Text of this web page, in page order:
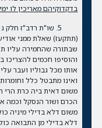
בדקדוקיהם מאריכין לו
שו"ת רדב"ז חלק
(תתקעז) שאלת ממני
שבתורה שהחמירה עליו
והוסיפו חכמים להצריכו
אותו מכל גבוליו ועבר
ואינו מתבטל כלל
משום דאית ביה כרת הרי
הכרם ושור הנסקל וכמה
משום דלא בדילי מיניה
דלא בדילי מן התבואה